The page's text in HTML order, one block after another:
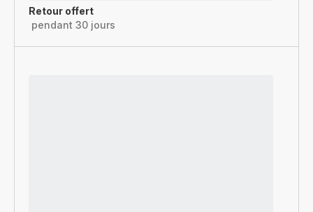
Retour offert
pendant 30 jours